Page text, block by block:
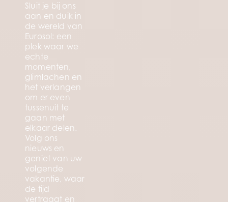
Sluit je bij ons
aan en duik in
de wereld van
Eurosol: een
plek waar we
echte
momenten,
glimlachen en
het verlangen
om er even
tussenuit te
gaan met
elkaar delen.
Volg ons
nieuws en
geniet van uw
volgende
vakantie, waar
de tijd
vertraagt en